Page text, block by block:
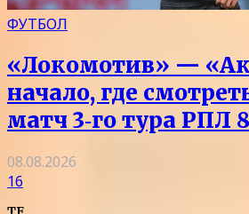
ФУТБОЛ
«Локомотив» —
начало, где
матч 3‑го тура РПЛ
08.08.2026
16